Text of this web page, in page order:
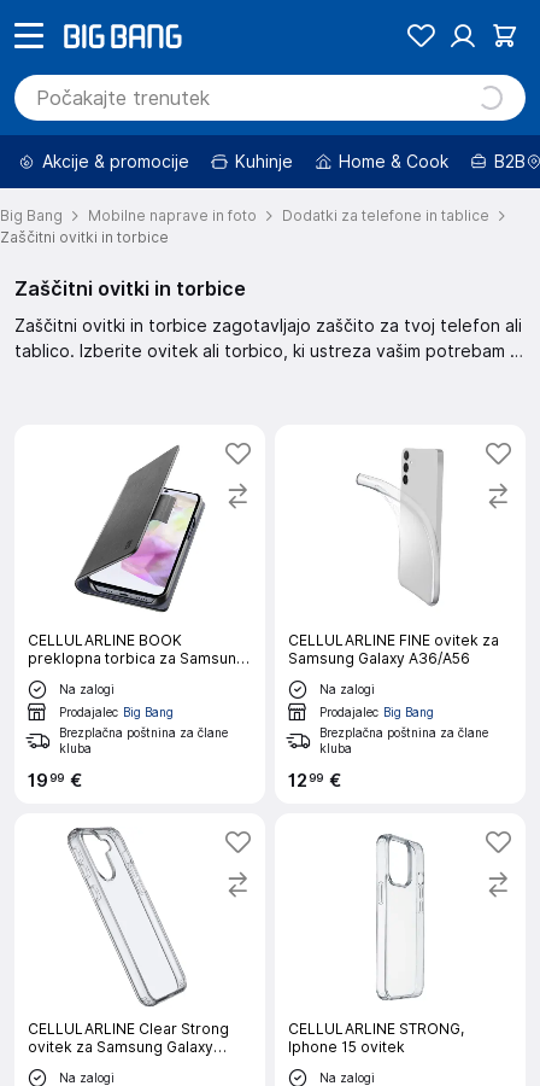
Akcije & promocije Kuhinje Home & Cook B2B
Big Bang Mobilne naprave in foto
Dodatki za telefone in tablice
Zaščitni ovitki in torbice
Zaščitni ovitki in torbice
Zaščitni ovitki in torbice zagotavljajo zaščito za tvoj telefon ali
tablico. Izberite ovitek ali torbico, ki ustreza vašim potrebam in
CELLULARLINE BOOK
preklopna torbica za Samsung
Galaxy A36/A56
Na zalogi
Prodajalec Big Bang
Brezplačna poštnina za člane
kluba
1999 €
CELLULARLINE FINE ovitek za
Samsung Galaxy A36/A56
Na zalogi
Prodajalec Big Bang
Brezplačna poštnina za člane
kluba
1299 €
CELLULARLINE Clear Strong
ovitek za Samsung Galaxy
A36/A56
Na zalogi
CELLULARLINE STRONG,
Iphone 15 ovitek
Na zalogi